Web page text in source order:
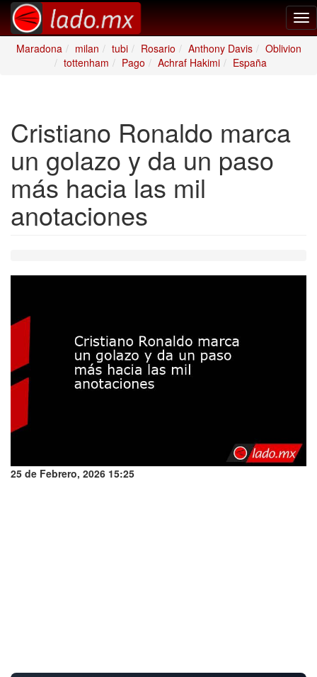
Maradona
milan tubi Rosario Anthony Davis
Oblivion
tottenham
Pago Achraf Hakimi España
Cristiano Ronaldo marca
un golazo y da un paso
más hacia las mil
anotaciones
25 de Febrero, 2026 15:25